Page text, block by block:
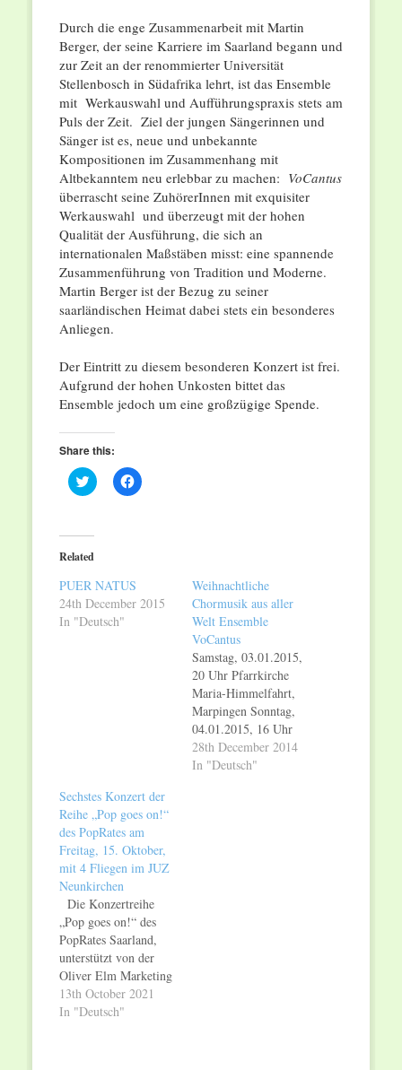
Durch die enge Zusammenarbeit mit Martin
Berger, der seine Karriere im Saarland begann und
zur Zeit an der renommierter Universität
Stellenbosch in Südafrika lehrt, ist das Ensemble
mit Werkauswahl und Aufführungspraxis stets am
Puls der Zeit. Ziel der jungen Sängerinnen und
Sänger ist es, neue und unbekannte
Kompositionen im Zusammenhang mit
Altbekanntem neu erlebbar zu machen: VoCantus
überrascht seine ZuhörerInnen mit exquisiter
Werkauswahl und überzeugt mit der hohen
Qualität der Ausführung, die sich an
internationalen Maßstäben misst: eine spannende
Zusammenführung von Tradition und Moderne.
Martin Berger ist der Bezug zu seiner
saarländischen Heimat dabei stets ein besonderes
Anliegen.
Der Eintritt zu diesem besonderen Konzert ist frei.
Aufgrund der hohen Unkosten bittet das
Ensemble jedoch um eine großzügige Spende.
Share this:
Click
to
(Opens
in
new
Click
to
Related
PUER NATUS
24th December 2015
In "Deutsch"
Weihnachtliche
Chormusik aus aller
Welt Ensemble
VoCantus
Samstag, 03.01.2015,
20 Uhr Pfarrkirche
Maria-Himmelfahrt,
Marpingen Sonntag,
04.01.2015, 16 Uhr
Pfarrkirche St.
Agatha, Merzig-
28th December 2014
In "Deutsch"
Sechstes Konzert der
Reihe „Pop goes on!“
des PopRates am
Freitag, 15. Oktober,
mit 4 Fliegen im JUZ
Neunkirchen
Die Konzertreihe
„Pop goes on!“ des
PopRates Saarland,
unterstützt von der
Oliver Elm Marketing
GmbH (O.E.M.), geht
in die fünfte Runde:
13th October 2021
In "Deutsch"